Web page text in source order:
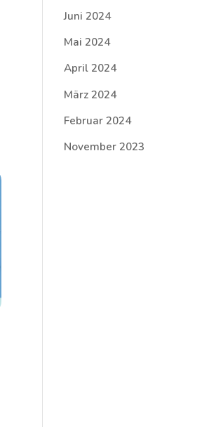
Juni 2024
Mai 2024
April 2024
März 2024
Februar 2024
November 2023